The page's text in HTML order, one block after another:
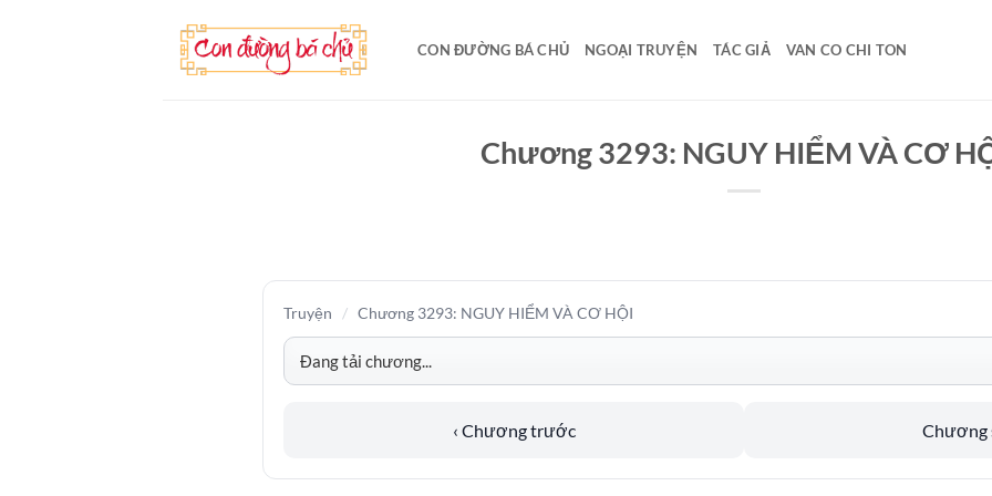
CON ĐƯỜNG BÁ CHỦ NGOẠI TRUYỆN TÁC GIẢ VAN CO CHI TON
Chương 3293: NGUY HIỂM VÀ CƠ
Truyện / Chương 3293: NGUY HIỂM VÀ CƠ HỘI
‹ Chương trước Chương